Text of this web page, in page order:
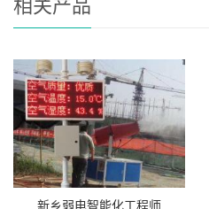
相关产品
新乡弱电智能化工程师